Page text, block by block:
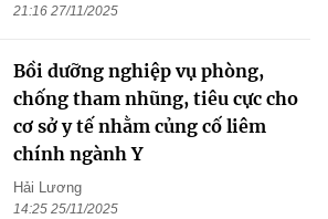
21:16 27/11/2025
Bồi dưỡng nghiệp vụ phòng,
chống tham nhũng, tiêu cực cho
cơ sở y tế nhằm củng cố liêm
chính ngành Y
Hải Lương
14:25 25/11/2025